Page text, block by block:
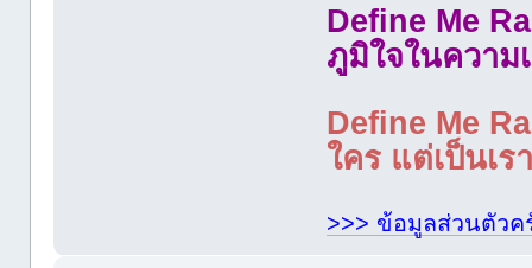
Define Me
ภูมิใจในความ
Define Me
ใคร แต่เป็นเ
>>> ข้อมูลส่วนตัวค